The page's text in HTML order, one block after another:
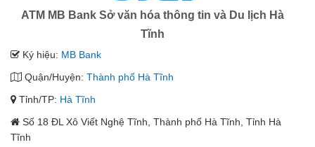
ATM MB Bank Sở văn hóa thông tin và Du lịch Hà
Tĩnh
Ký hiệu: MB Bank
Quận/Huyện: Thành phố Hà Tĩnh
Tỉnh/TP: Hà Tĩnh
Số 18 ĐL Xô Viết Nghệ Tĩnh, Thành phố Hà Tĩnh, Tỉnh Hà
Tĩnh